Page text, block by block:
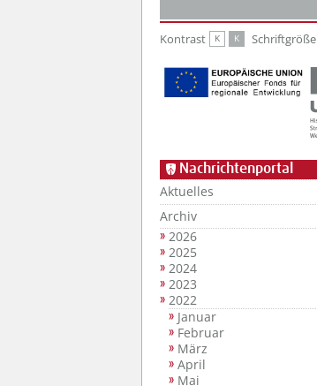
Kontrast K K Schriftgröße
Nachrichtenportal
Aktuelles
Archiv
2026
2025
2024
2023
2022
Januar
Februar
März
April
Mai